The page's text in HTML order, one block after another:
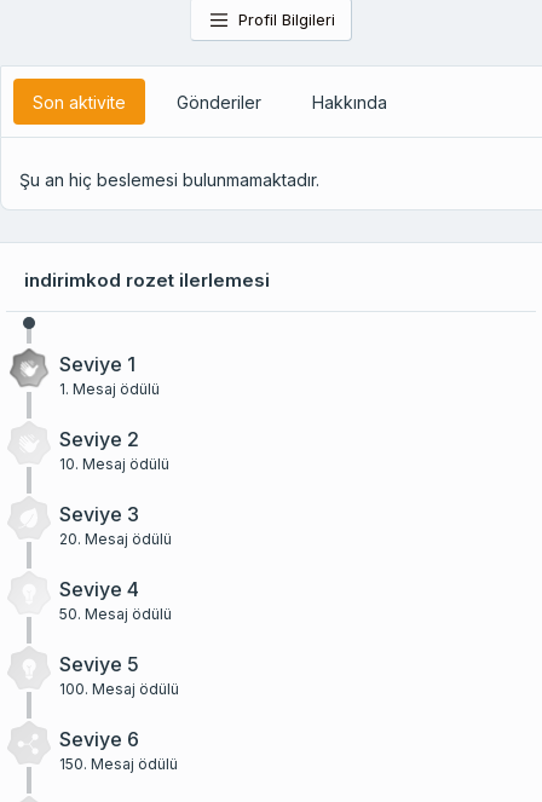
Profil Bilgileri
Son aktivite Gönderiler Hakkında
Şu an hiç beslemesi bulunmamaktadır.
indirimkod rozet ilerlemesi
Seviye 1
1. Mesaj ödülü
Seviye 2
10. Mesaj ödülü
Seviye 3
20. Mesaj ödülü
Seviye 4
50. Mesaj ödülü
Seviye 5
100. Mesaj ödülü
Seviye 6
150. Mesaj ödülü